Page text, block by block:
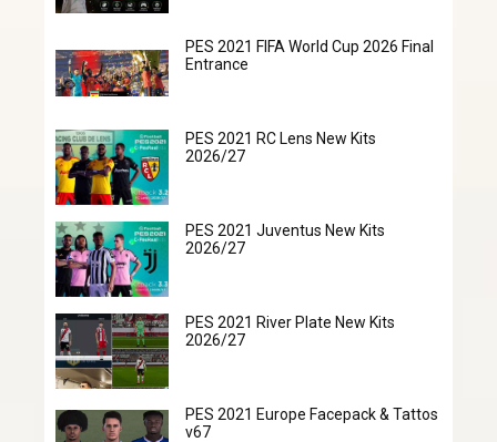
PES 2021 FIFA World Cup 2026 Final
Entrance
PES 2021 RC Lens New Kits
2026/27
PES 2021 Juventus New Kits
2026/27
PES 2021 River Plate New Kits
2026/27
PES 2021 Europe Facepack & Tattos
v67